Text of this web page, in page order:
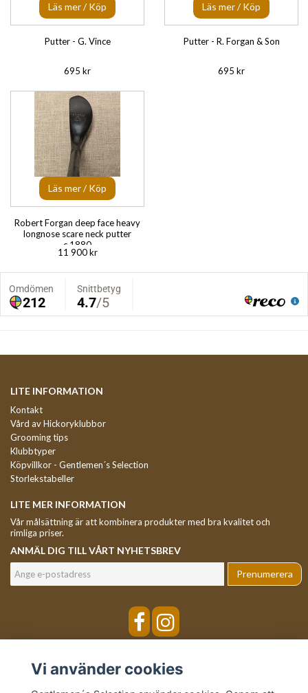
Läs mer / Köp
Putter - G. Vince
695 kr
Läs mer / Köp
Putter - R. Forgan & Son
695 kr
Läs mer / Köp
Robert Forgan deep face heavy
longnose scare neck putter
c.1880
11 900 kr
LITE INFORMATION
Kontakt
Vård av Hickoryklubbor
Grooming tips
Klubbtyper
Köpvillkor - Gentlemen´s Selection
Storlekstabeller
LITE MER INFORMATION
Vår målsättning är att kombinera produkter med bra kvalitet och
rimliga priser.
ANMÄL DIG TILL VÅRT NYHETSBREV
Prenumerera
Vi använder cookies